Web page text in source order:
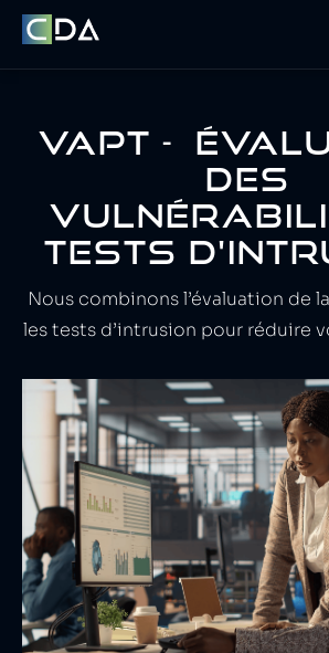
VAPT -
DES
TESTS
Nous combinons l’évaluation de
les tests d’intrusion pour réduire